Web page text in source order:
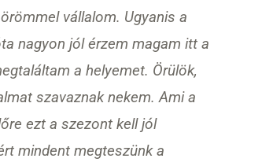
vállalom. Ugyanis a
nagyon jól érzem magam itt a
a helyemet. Örülök,
szavaznak nekem. Ami a
ezt a szezont kell jól
mindent megteszünk a